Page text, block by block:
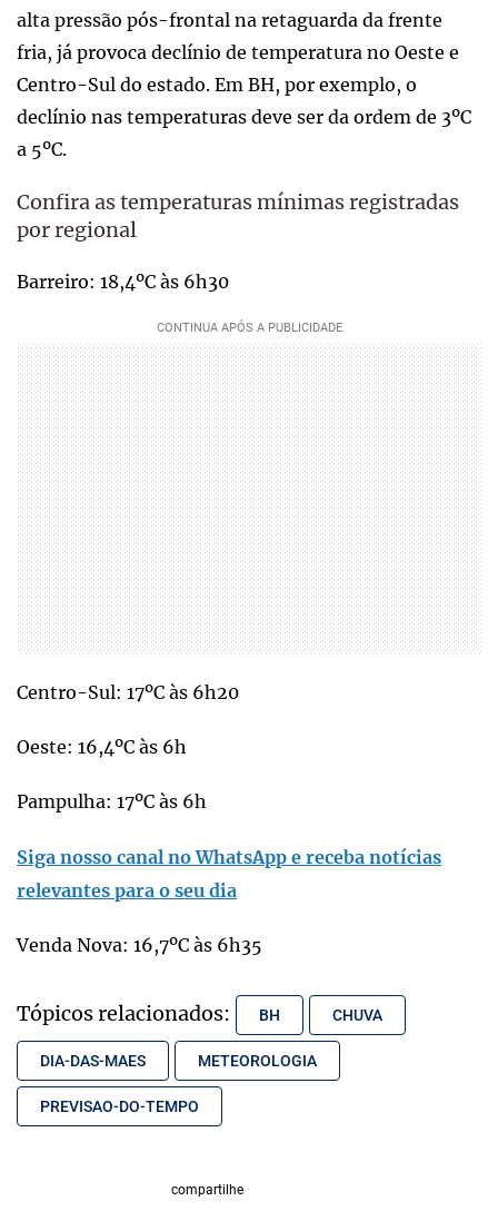
alta pressão pós-frontal na retaguarda da frente
fria, já provoca declínio de temperatura no Oeste e
Centro-Sul do estado. Em BH, por exemplo, o
declínio nas temperaturas deve ser da ordem de 3ºC
a 5ºC.
Confira as temperaturas mínimas registradas
por regional
Barreiro: 18,4ºC às 6h30
Centro-Sul: 17ºC às 6h20
Oeste: 16,4ºC às 6h
Pampulha: 17ºC às 6h
Siga nosso canal no WhatsApp e receba notícias
relevantes para o seu dia
Venda Nova: 16,7ºC às 6h35
Tópicos relacionados: BH CHUVA
DIA-DAS-MAES METEOROLOGIA
PREVISAO-DO-TEMPO
compartilhe